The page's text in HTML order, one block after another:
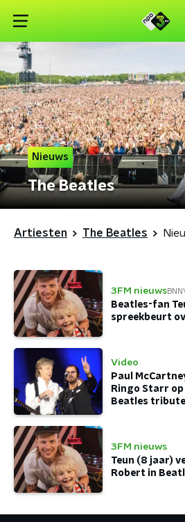
Nieuws
The Beatles
Artiesten The Beatles
3FM nieuws
Beatles-fan
spreekbeurt
Video
Paul
Ringo Starr
Beatles tribute
3FM nieuws
Teun (8 jaar)
Robert in